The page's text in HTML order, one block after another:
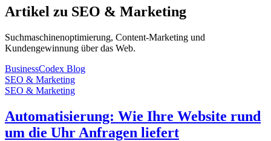
Artikel zu SEO & Marketing
Suchmaschinenoptimierung, Content-Marketing und
Kundengewinnung über das Web.
BusinessCodex Blog
SEO & Marketing
SEO & Marketing
Automatisierung: Wie Ihre Website rund
um die Uhr Anfragen liefert